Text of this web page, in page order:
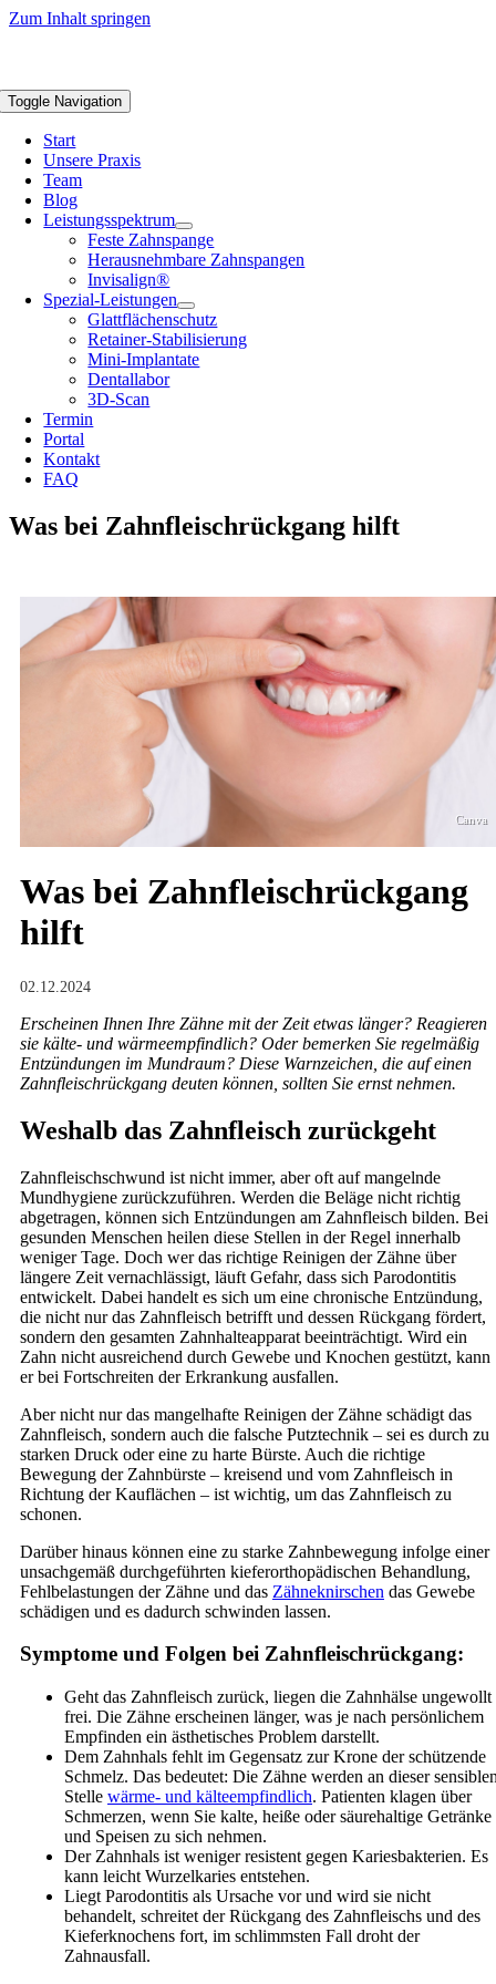
Zum Inhalt springen
Toggle Navigation
Start
Unsere Praxis
Team
Blog
Leistungsspektrum
Feste Zahnspange
Herausnehmbare Zahnspangen
Invisalign®
Spezial-Leistungen
Glattflächenschutz
Retainer-Stabilisierung
Mini-Implantate
Dentallabor
3D-Scan
Termin
Portal
Kontakt
FAQ
Was bei Zahnfleischrückgang hilft
Canva
Was bei Zahnfleischrückgang
hilft
02.12.2024
Erscheinen Ihnen Ihre Zähne mit der Zeit etwas länger? Reagieren
sie kälte- und wärmeempfindlich? Oder bemerken Sie regelmäßig
Entzündungen im Mundraum? Diese Warnzeichen, die auf einen
Zahnfleischrückgang deuten können, sollten Sie ernst nehmen.
Weshalb das Zahnfleisch zurückgeht
Zahnfleischschwund ist nicht immer, aber oft auf mangelnde
Mundhygiene zurückzuführen. Werden die Beläge nicht richtig
abgetragen, können sich Entzündungen am Zahnfleisch bilden. Bei
gesunden Menschen heilen diese Stellen in der Regel innerhalb
weniger Tage. Doch wer das richtige Reinigen der Zähne über
längere Zeit vernachlässigt, läuft Gefahr, dass sich Parodontitis
entwickelt. Dabei handelt es sich um eine chronische Entzündung,
die nicht nur das Zahnfleisch betrifft und dessen Rückgang fördert,
sondern den gesamten Zahnhalteapparat beeinträchtigt. Wird ein
Zahn nicht ausreichend durch Gewebe und Knochen gestützt, kann
er bei Fortschreiten der Erkrankung ausfallen.
Aber nicht nur das mangelhafte Reinigen der Zähne schädigt das
Zahnfleisch, sondern auch die falsche Putztechnik – sei es durch zu
starken Druck oder eine zu harte Bürste. Auch die richtige
Bewegung der Zahnbürste – kreisend und vom Zahnfleisch in
Richtung der Kauflächen – ist wichtig, um das Zahnfleisch zu
schonen.
Darüber hinaus können eine zu starke Zahnbewegung infolge einer
unsachgemäß durchgeführten kieferorthopädischen Behandlung,
Fehlbelastungen der Zähne und das Zähneknirschen das Gewebe
schädigen und es dadurch schwinden lassen.
Symptome und Folgen bei Zahnfleischrückgang:
Geht das Zahnfleisch zurück, liegen die Zahnhälse ungewollt
frei. Die Zähne erscheinen länger, was je nach persönlichem
Empfinden ein ästhetisches Problem darstellt.
Dem Zahnhals fehlt im Gegensatz zur Krone der schützende
Schmelz. Das bedeutet: Die Zähne werden an dieser
Stelle wärme- und kälteempfindlich. Patienten klagen über
Schmerzen, wenn Sie kalte, heiße oder säurehaltige Getränke
und Speisen zu sich nehmen.
Der Zahnhals ist weniger resistent gegen Kariesbakterien. Es
kann leicht Wurzelkaries entstehen.
Liegt Parodontitis als Ursache vor und wird sie nicht
behandelt, schreitet der Rückgang des Zahnfleischs und des
Kieferknochens fort, im schlimmsten Fall droht der
Zahnausfall.